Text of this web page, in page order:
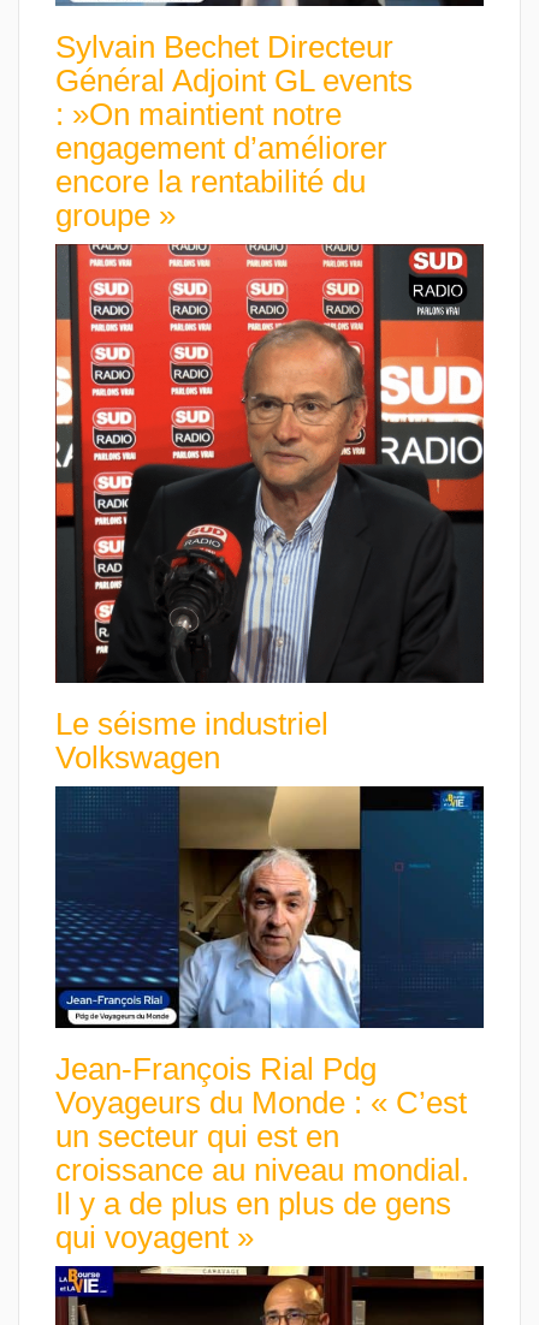
Sylvain Bechet Directeur
Général Adjoint GL events
: »On maintient notre
engagement d’améliorer
encore la rentabilité du
groupe »
Le séisme industriel
Volkswagen
Jean-François Rial Pdg
Voyageurs du Monde : « C’est
un secteur qui est en
croissance au niveau mondial.
Il y a de plus en plus de gens
qui voyagent »